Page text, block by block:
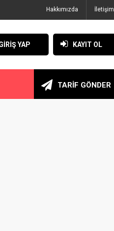
Hakkımızda İletişim
YAP KAYIT OL
TARİF GÖNDER